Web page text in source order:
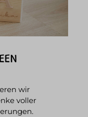
wir
voller